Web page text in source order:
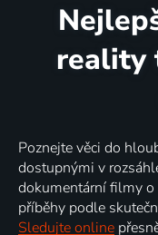
reality
Poznejte věci do
dostupnými v
dokumentární filmy
příběhy podle
Sledujte online